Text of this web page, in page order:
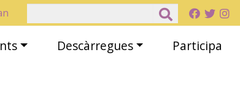
Descàrregues
Participa